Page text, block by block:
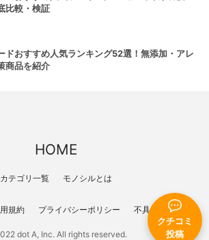
クチコミ
投稿
比較・検証
ドおすすめ人気ランキング52選！無添加・アレ
商品を紹介
HOME
カテゴリ一覧 モノシルとは
規約 プライバシーポリシー 不具合報告
dot A, Inc. All rights reserved.